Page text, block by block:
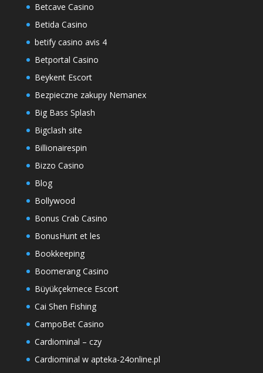
Betcave Casino
Betida Casino
betify casino avis 4
Betportal Casino
Beykent Escort
Bezpieczne zakupy Nemanex
Big Bass Splash
Bigclash site
Billionairespin
Bizzo Casino
Blog
Bollywood
Bonus Crab Casino
BonusHunt et les
Bookkeeping
Boomerang Casino
Büyükçekmece Escort
Cai Shen Fishing
CampoBet Casino
Cardiominal – czy
Cardiominal w apteka-24online.pl